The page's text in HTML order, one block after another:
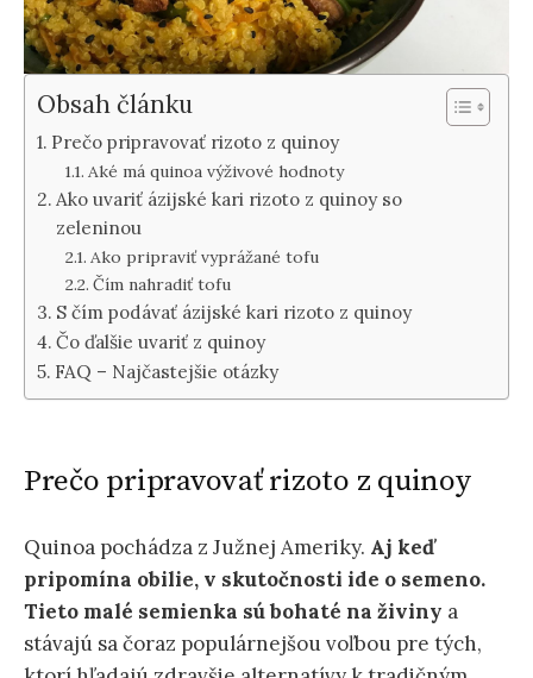
Obsah článku
Prečo pripravovať rizoto z quinoy
Aké má quinoa výživové ​​hodnoty
Ako uvariť ázijské kari rizoto z quinoy so
zeleninou
Ako pripraviť vyprážané tofu
Čím nahradiť tofu
S čím podávať ázijské kari rizoto z quinoy
Čo ďalšie uvariť z quinoy
FAQ – Najčastejšie otázky
Prečo pripravovať rizoto z quinoy
Quinoa pochádza z Južnej Ameriky. Aj keď
pripomína obilie, v skutočnosti ide o semeno.
Tieto malé semienka sú bohaté na živiny a
stávajú sa čoraz populárnejšou voľbou pre tých,